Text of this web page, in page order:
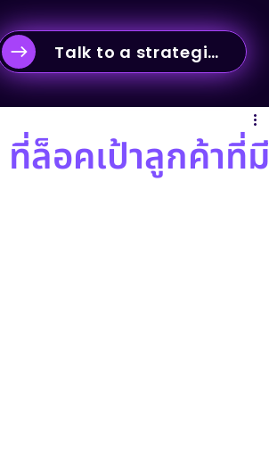
Talk to a strategist
Business Strategy
ล็อคเป้าลูกค้าที่มี